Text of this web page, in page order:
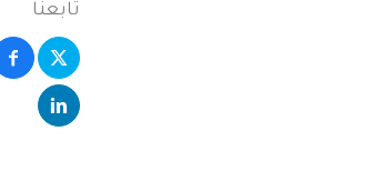
تابعنا